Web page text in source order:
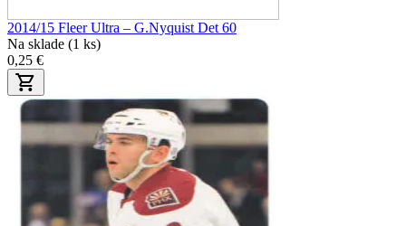
2014/15 Fleer Ultra – G.Nyquist Det 60
Na sklade (1 ks)
0,25 €